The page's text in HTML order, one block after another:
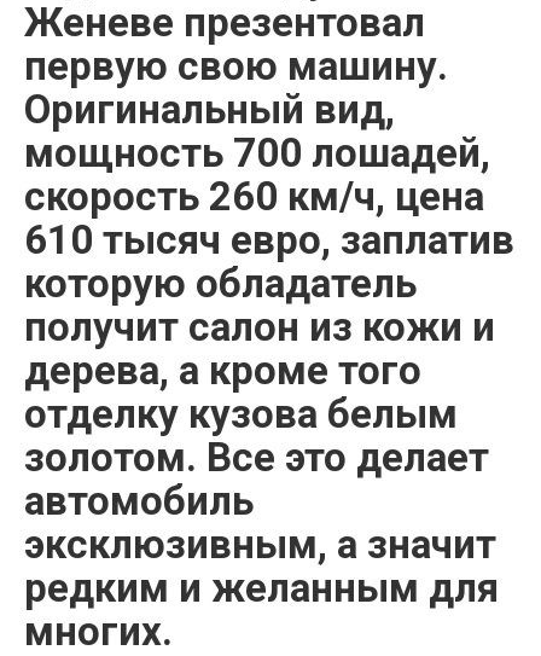
Женеве презентовал
первую свою машину.
Оригинальный вид,
мощность 700 лошадей,
скорость 260 км/ч, цена
610 тысяч евро, заплатив
которую обладатель
получит салон из кожи и
дерева, а кроме того
отделку кузова белым
золотом. Все это делает
автомобиль
эксклюзивным, а значит
редким и желанным для
многих.